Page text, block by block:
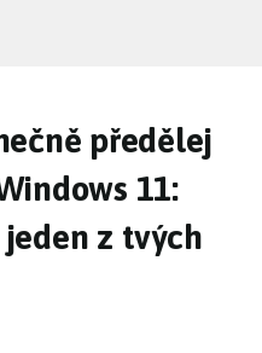
předělej
11:
z tvých